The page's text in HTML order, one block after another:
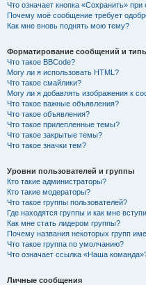
Что означает кнопка «Сохранить»
Почему моё сообщение требует
Как мне вновь поднять мою тему?
Форматирование сообщений и
Что такое BBCode?
Могу ли я использовать HTML?
Что такое смайлики?
Могу ли я добавлять изображения к
Что такое важные объявления?
Что такое объявления?
Что такое прилепленные темы?
Что такое закрытые темы?
Что такое значки тем?
Уровни пользователей и группы
Кто такие администраторы?
Кто такие модераторы?
Что такое группы пользователей?
Где находятся группы и как мне
Как мне стать лидером группы?
Почему названия некоторых групп
Что такое группа по умолчанию?
Что означает ссылка «Наша
Личные сообщения